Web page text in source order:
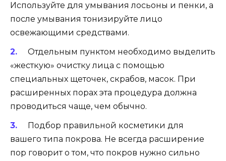
Используйте для умывания лосьоны и пенки, а
после умывания тонизируйте лицо
освежающими средствами.
Отдельным пунктом необходимо выделить
«жесткую» очистку лица с помощью
специальных щеточек, скрабов, масок. При
расширенных порах эта процедура должна
проводиться чаще, чем обычно.
Подбор правильной косметики для
вашего типа покрова. Не всегда расширение
пор говорит о том, что покров нужно сильно